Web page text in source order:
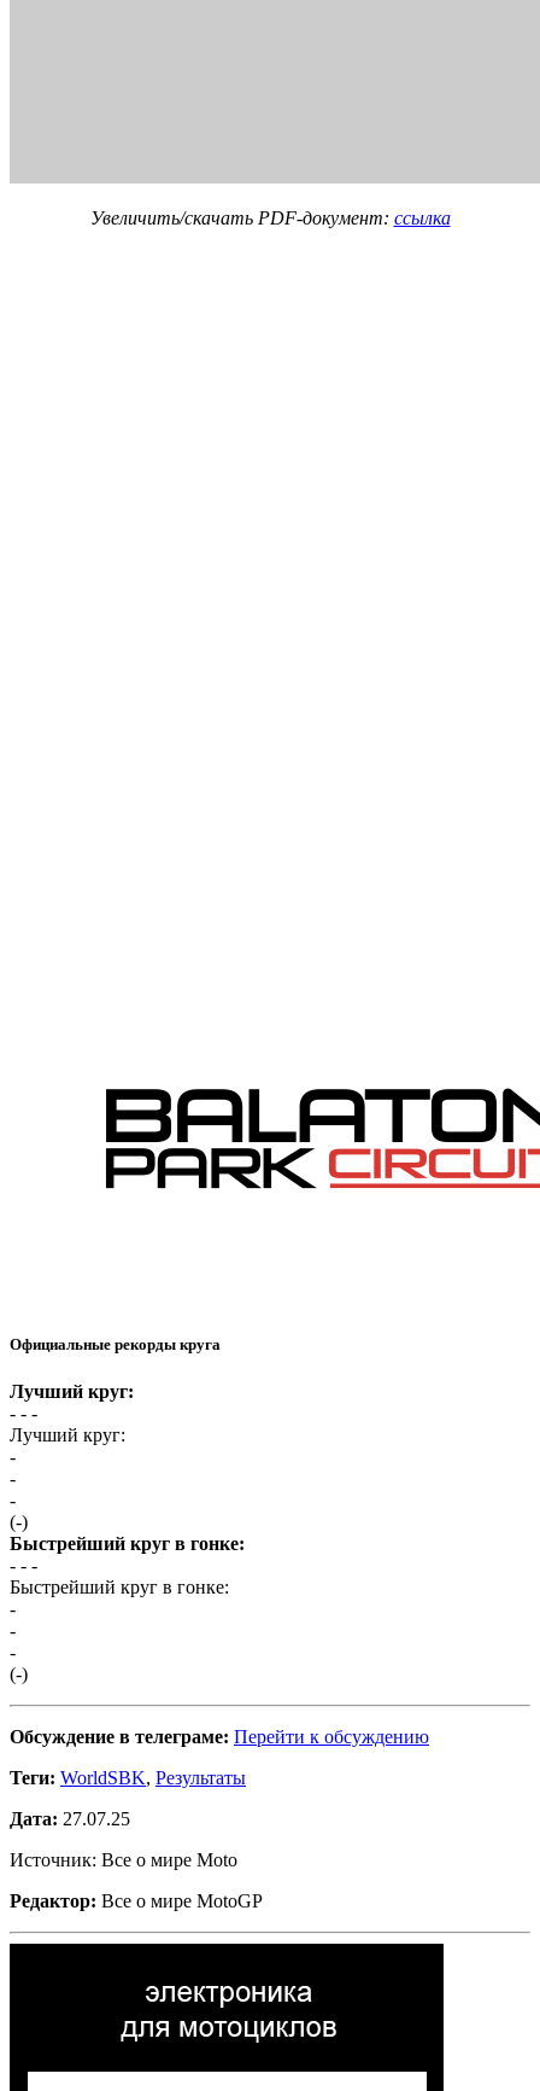
Увеличить/скачать PDF-документ: ссылка
Официальные рекорды круга
Лучший круг:
- - -
Лучший круг:
-
-
-
(-)
Быстрейший круг в гонке:
- - -
Быстрейший круг в гонке:
-
-
-
(-)
Обсуждение в телеграме: Перейти к обсуждению
Теги: WorldSBK, Результаты
Дата: 27.07.25
Источник: Все о мире Moto
Редактор: Все о мире MotoGP